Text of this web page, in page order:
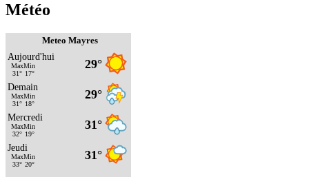
Météo
Meteo Mayres